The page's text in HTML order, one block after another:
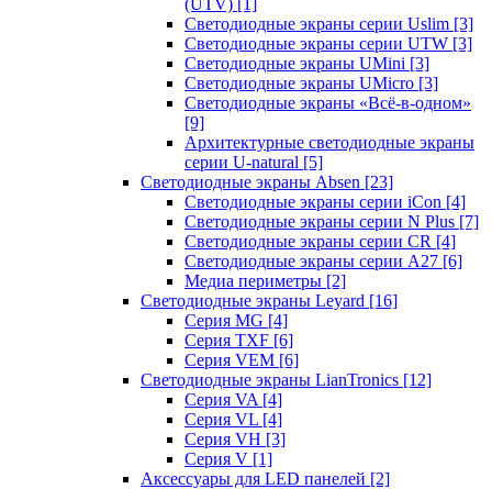
(UTV) [1]
Светодиодные экраны серии Uslim [3]
Светодиодные экраны серии UTW [3]
Светодиодные экраны UMini [3]
Светодиодные экраны UMicro [3]
Светодиодные экраны «Всё-в-одном»
[9]
Архитектурные светодиодные экраны
серии U-natural [5]
Светодиодные экраны Absen [23]
Светодиодные экраны серии iCon [4]
Светодиодные экраны серии N Plus [7]
Светодиодные экраны серии CR [4]
Светодиодные экраны серии А27 [6]
Медиа периметры [2]
Светодиодные экраны Leyard [16]
Серия MG [4]
Серия TXF [6]
Серия VEM [6]
Светодиодные экраны LianTronics [12]
Серия VA [4]
Серия VL [4]
Серия VH [3]
Серия V [1]
Аксессуары для LED панелей [2]